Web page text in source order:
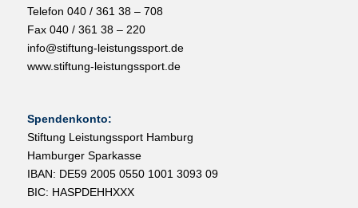
Telefon 040 / 361 38 – 708
Fax 040 / 361 38 – 220
info@stiftung-leistungssport.de
www.stiftung-leistungssport.de
Spendenkonto:
Stiftung Leistungssport Hamburg
Hamburger Sparkasse
IBAN: DE59 2005 0550 1001 3093 09
BIC: HASPDEHHXXX